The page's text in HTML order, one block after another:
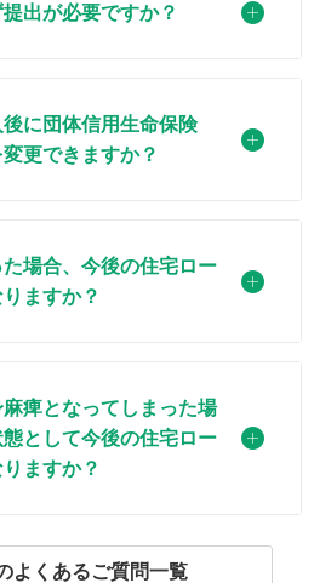
出が必要ですか？
に団体信用生命保険
変更できますか？
場合、今後の住宅ロー
ますか？
痺となってしまった場
として今後の住宅ロー
ますか？
よくあるご質問一覧